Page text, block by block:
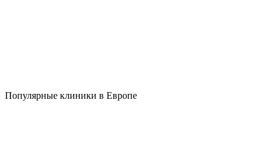
Популярные клиники в Европе